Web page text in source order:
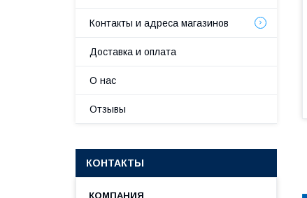
Контакты и адреса магазинов
Доставка и оплата
О нас
Отзывы
КОНТАКТЫ